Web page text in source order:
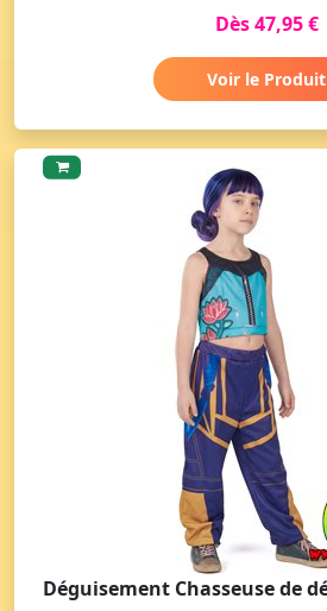
Dès 47,95 €
Voir le Produit